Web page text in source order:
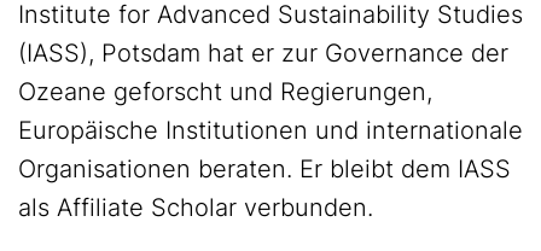
Institute for Advanced Sustainability Studies
(IASS), Potsdam hat er zur Governance der
Ozeane geforscht und Regierungen,
Europäische Institutionen und internationale
Organisationen beraten. Er bleibt dem IASS
als Affiliate Scholar verbunden.